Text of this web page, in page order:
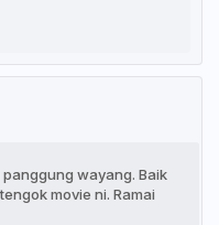
wayang. Baik
movie ni. Ramai